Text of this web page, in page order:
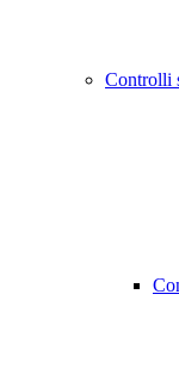
Controlli